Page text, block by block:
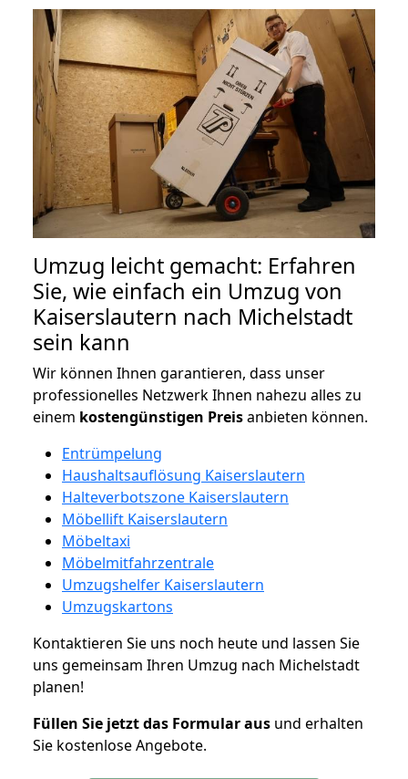
Umzug leicht gemacht: Erfahren
Sie, wie einfach ein Umzug von
Kaiserslautern nach Michelstadt
sein kann
Wir können Ihnen garantieren, dass unser
professionelles Netzwerk Ihnen nahezu alles zu
einem kostengünstigen Preisanbieten können.
Entrümpelung
Haushaltsauflösung Kaiserslautern
Halteverbotszone Kaiserslautern
Möbellift Kaiserslautern
Möbeltaxi
Möbelmitfahrzentrale
Umzugshelfer Kaiserslautern
Umzugskartons
Kontaktieren Sie uns noch heute und lassen Sie
uns gemeinsam Ihren Umzug nach Michelstadt
planen!
Füllen Sie jetzt das Formular aus und erhalten
Sie kostenlose Angebote.